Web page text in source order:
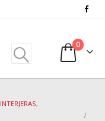
0
INTERJERAS,